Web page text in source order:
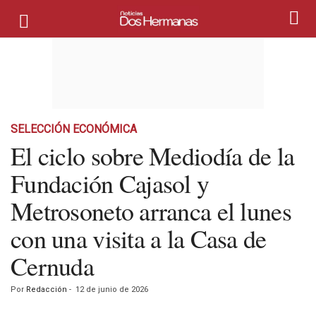
SELECCIÓN ECONÓMICA
El ciclo sobre Mediodía de la
Fundación Cajasol y
Metrosoneto arranca el lunes
con una visita a la Casa de
Cernuda
Por Redacción - 12 de junio de 2026